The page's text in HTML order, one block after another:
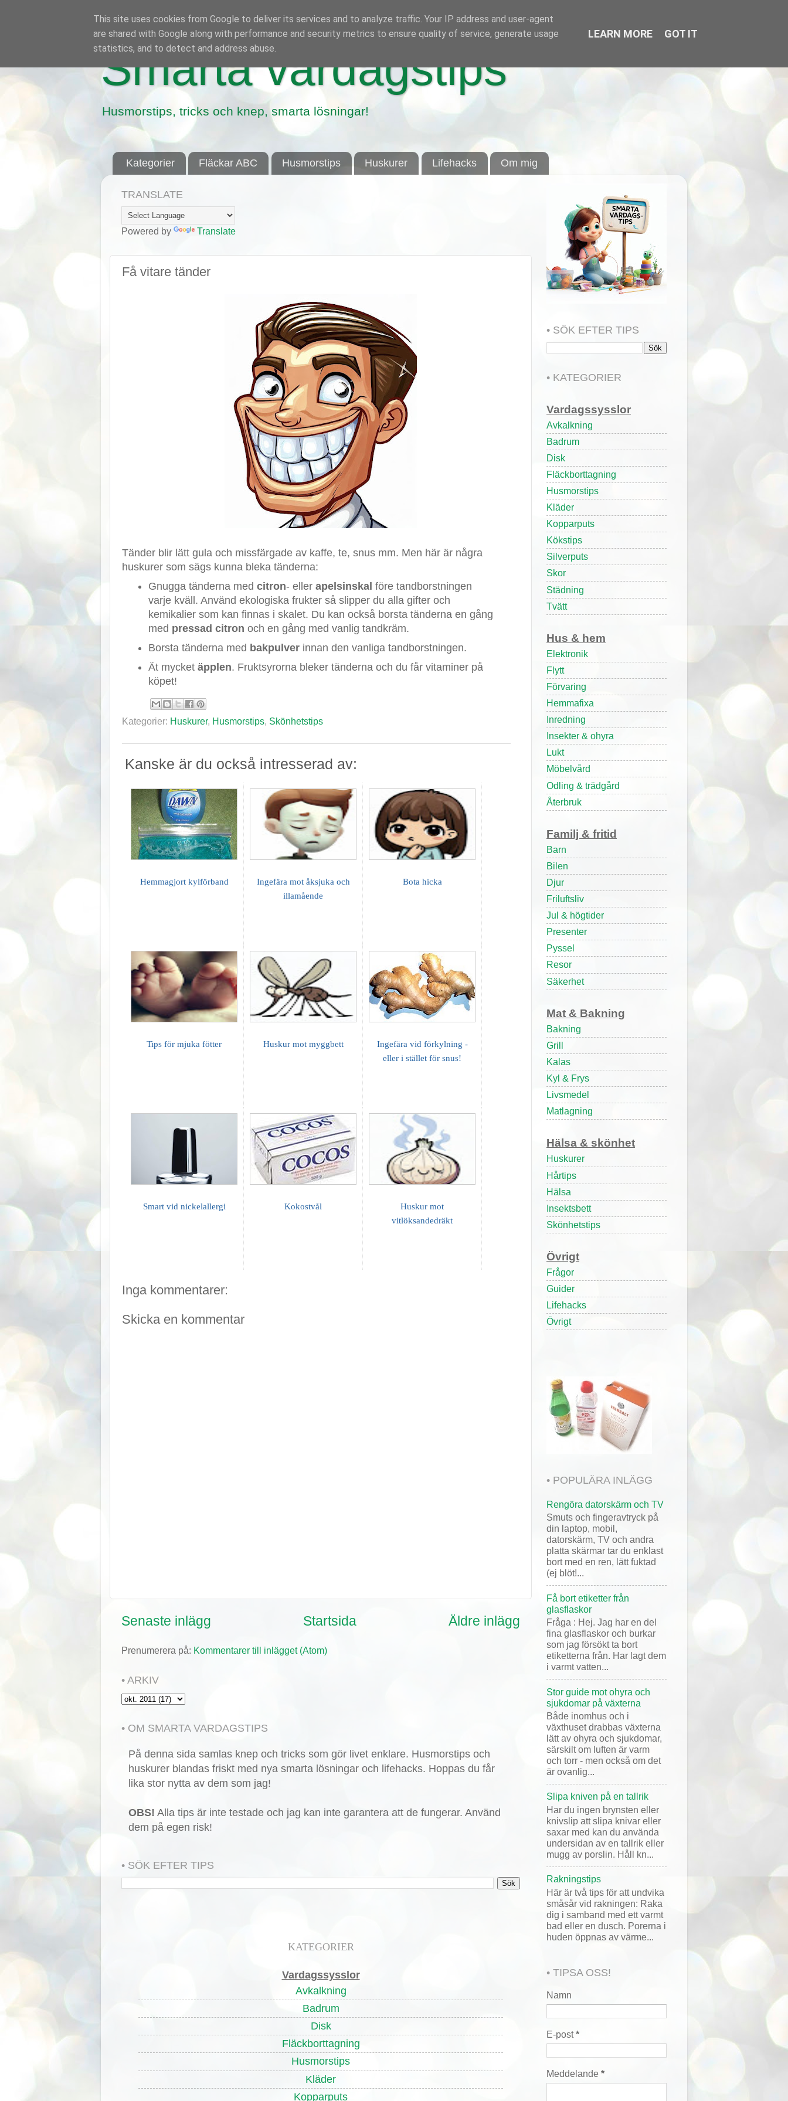
Smarta vardagstips
Husmorstips, tricks och knep, smarta lösningar!
Kategorier Fläckar ABC Husmorstips Huskurer Lifehacks Om mig
TRANSLATE
Powered by Translate
Få vitare tänder
Tänder blir lätt gula och missfärgade av kaffe, te, snus mm. Men här är några
huskurer som sägs kunna bleka tänderna:
Gnugga tänderna med citron- eller apelsinskal före tandborstningen
varje kväll. Använd ekologiska frukter så slipper du alla gifter och
kemikalier som kan finnas i skalet. Du kan också borsta tänderna en gång
med pressad citron och en gång med vanlig tandkräm.
Borsta tänderna med bakpulver innan den vanliga tandborstningen.
Ät mycket äpplen. Fruktsyrorna bleker tänderna och du får vitaminer på
köpet!
Kategorier: Huskurer, Husmorstips Skönhetstips
Kanske är du också intresserad av:
Hemmagjort kylförband
Ingefära mot åksjuka och
illamående
Bota hicka
Tips för mjuka fötter Huskur mot myggbett
Ingefära vid förkylning -
eller i stället för snus!
Smart vid nickelallergi Kokostvål
Huskur mot
vitlöksandedräkt
Inga kommentarer:
Skicka en kommentar
Senaste inlägg Äldre inlägg
Startsida
Prenumerera på: Kommentarer till inlägget (Atom)
• ARKIV
• OM SMARTA VARDAGSTIPS
På denna sida samlas knep och tricks som gör livet enklare. Husmorstips och
huskurer blandas friskt med nya smarta lösningar och lifehacks. Hoppas du får
lika stor nytta av dem som jag!
OBS! Alla tips är inte testade och jag kan inte garantera att de fungerar. Använd
dem på egen risk!
• SÖK EFTER TIPS
KATEGORIER
Vardagssysslor
Avkalkning
Badrum
Disk
Fläckborttagning
Husmorstips
Kläder
Kopparputs
• SÖK EFTER TIPS
• KATEGORIER
Vardagssysslor
Avkalkning
Badrum
Disk
Fläckborttagning
Husmorstips
Kläder
Kopparputs
Kökstips
Silverputs
Skor
Städning
Tvätt
Hus & hem
Elektronik
Flytt
Förvaring
Hemmafixa
Inredning
Insekter & ohyra
Lukt
Möbelvård
Odling & trädgård
Återbruk
Familj & fritid
Barn
Bilen
Djur
Friluftsliv
Jul & högtider
Presenter
Pyssel
Resor
Säkerhet
Mat & Bakning
Bakning
Grill
Kalas
Kyl & Frys
Livsmedel
Matlagning
Hälsa & skönhet
Huskurer
Hårtips
Hälsa
Insektsbett
Skönhetstips
Övrigt
Frågor
Guider
Lifehacks
Övrigt
• POPULÄRA INLÄGG
Rengöra datorskärm och TV
Smuts och fingeravtryck på
din laptop, mobil,
datorskärm, TV och andra
platta skärmar tar du enklast
bort med en ren, lätt fuktad
(ej blöt!...
Få bort etiketter från
glasflaskor
Fråga : Hej. Jag har en del
fina glasflaskor och burkar
som jag försökt ta bort
etiketterna från. Har lagt dem
i varmt vatten...
Stor guide mot ohyra och
sjukdomar på växterna
Både inomhus och i
växthuset drabbas växterna
lätt av ohyra och sjukdomar,
särskilt om luften är varm
och torr - men också om det
är ovanlig...
Slipa kniven på en tallrik
Har du ingen brynsten eller
knivslip att slipa knivar eller
saxar med kan du använda
undersidan av en tallrik eller
mugg av porslin. Håll kn...
Rakningstips
Här är två tips för att undvika
småsår vid rakningen: Raka
dig i samband med ett varmt
bad eller en dusch. Porerna i
huden öppnas av värme...
• TIPSA OSS!
Namn
E-post*
Meddelande *
This site uses cookies from Google to deliver its services and to analyze traffic. Your IP address and user-agent
are shared with Google along with performance and security metrics to ensure quality of service, generate usage
statistics, and to detect and address abuse.
LEARN MORE GOT IT